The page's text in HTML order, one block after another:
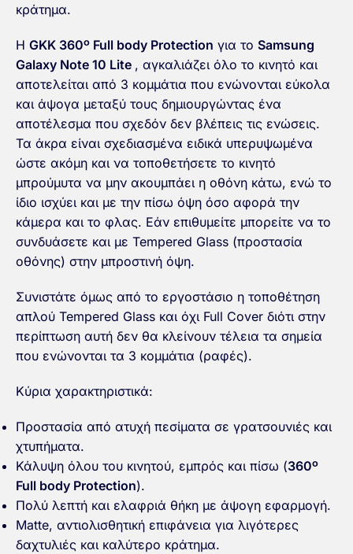
κράτημα.
H GKK 360º Full body Protection για το Samsung
Galaxy Note 10 Lite , αγκαλιάζει όλο το κινητό και
αποτελείται από 3 κομμάτια που ενώνονται εύκολα
και άψογα μεταξύ τους δημιουργώντας ένα
αποτέλεσμα που σχεδόν δεν βλέπεις τις ενώσεις.
Τα άκρα είναι σχεδιασμένα ειδικά υπερυψωμένα
ώστε ακόμη και να τοποθετήσετε το κινητό
μπρούμυτα να μην ακουμπάει η οθόνη κάτω, ενώ το
ίδιο ισχύει και με την πίσω όψη όσο αφορά την
κάμερα και το φλας. Εάν επιθυμείτε μπορείτε να το
συνδυάσετε και με Tempered Glass (προστασία
οθόνης) στην μπροστινή όψη.
Συνιστάτε όμως από το εργοστάσιο η τοποθέτηση
απλού Tempered Glass και όχι Full Cover διότι στην
περίπτωση αυτή δεν θα κλείνουν τέλεια τα σημεία
που ενώνονται τα 3 κομμάτια (ραφές).
Κύρια χαρακτηριστικά:
Προστασία από ατυχή πεσίματα σε γρατσουνιές και
χτυπήματα.
Κάλυψη όλου του κινητού, εμπρός και πίσω (360º
Full body Protection).
Πολύ λεπτή και ελαφριά θήκη με άψογη εφαρμογή.
Matte, αντιολισθητική επιφάνεια για λιγότερες
δαχτυλιές και καλύτερο κράτημα.